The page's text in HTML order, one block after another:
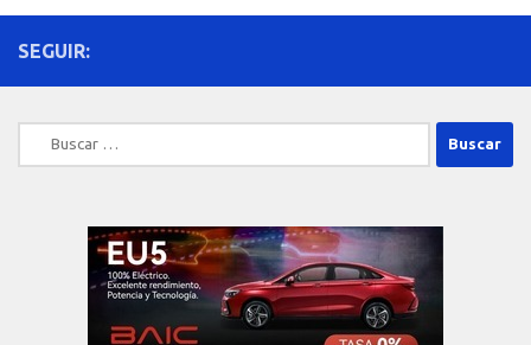
SEGUIR:
Buscar: